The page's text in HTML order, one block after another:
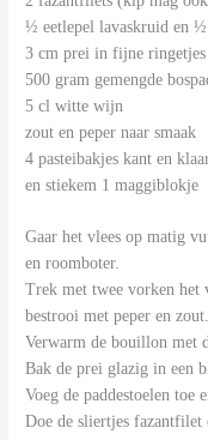
½ eetlepel lavaskruid en
3 cm prei in fijne ringetjes
500 gram gemengde
5 cl witte wijn
zout en peper naar smaak
4 pasteibakjes kant en
en stiekem 1 maggiblokje
Gaar het vlees op matig
en roomboter.
Trek met twee vorken het
bestrooi met peper en zout.
Verwarm de bouillon met
Bak de prei glazig in een
Voeg de paddestoelen toe
Doe de sliertjes